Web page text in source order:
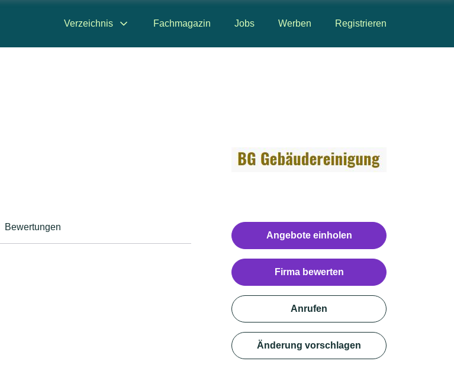
Verzeichnis Fachmagazin Jobs Werben Registrieren
Bewertungen
Angebote einholen
Firma bewerten
Anrufen
Änderung vorschlagen